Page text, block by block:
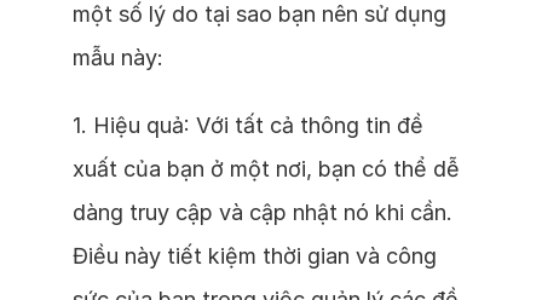
một số lý do tại sao bạn nên sử dụng
mẫu này:
1. Hiệu quả: Với tất cả thông tin đề
xuất của bạn ở một nơi, bạn có thể dễ
dàng truy cập và cập nhật nó khi cần.
Điều này tiết kiệm thời gian và công